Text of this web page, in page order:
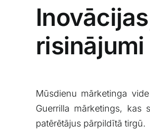
Mūsdienu ⁢mārketinga
Guerrilla mārketings,
‌patērētājus pārpildītā ‌tirgū.